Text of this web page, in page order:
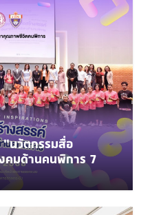
“นวัตกรรมสื่อ
คมด้านคนพิการ 7